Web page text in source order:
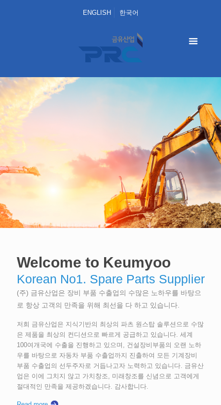
ENGLISH 한국어
Welcome to Keumyoo
Korean No1. Spare Parts Supplier
(주) 금유산업은 장비 부품 수출업의 수많은 노하우를 바탕으
로 항상 고객의 만족을 위해 최선을 다 하고 있습니다.
저희 금유산업은 지식기반의 최상의 파츠 원스탑 솔루션으로 수많
은 제품을 최상의 컨디션으로 빠르게 공급하고 있습니다. 세계
100여개국에 수출을 진행하고 있으며, 건설장비부품의 오랜 노하
우를 바탕으로 자동차 부품 수출업까지 진출하여 모든 기계장비
부품 수출업의 선두주자로 거듭나고자 노력하고 있습니다. 금유산
업은 이에 그치지 않고 가치창조, 미래창조를 신념으로 고객에게
절대적인 만족을 제공하겠습니다. 감사합니다.